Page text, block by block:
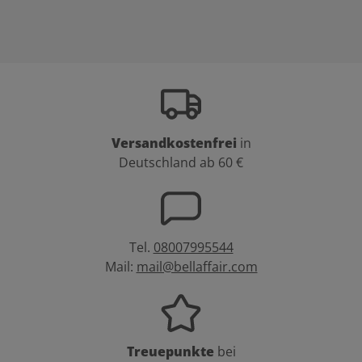
Versandkostenfrei in
Deutschland ab 60 €
Tel. 08007995544
Mail: mail@bellaffair.com
Treuepunkte bei